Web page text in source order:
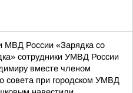
МВД России «Зарядка со
сотрудники УМВД России
вместе членом
совета при городском УМВД